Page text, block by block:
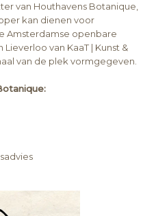
van Houthavens Botanique,
kan dienen voor
Amsterdamse openbare
van KaaT | Kunst &
van de plek vormgegeven.